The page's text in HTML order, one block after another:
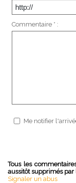
Commentaire * :
Me notifier
Tous les
aussitôt supprimés
Signaler un abus